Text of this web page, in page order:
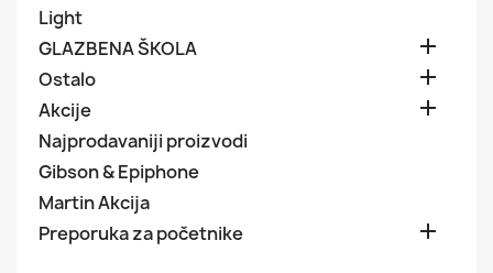
Light
GLAZBENA ŠKOLA

Ostalo 
Akcije 
Najprodavaniji proizvodi
Gibson & Epiphone
Martin Akcija
Preporuka za početnike
